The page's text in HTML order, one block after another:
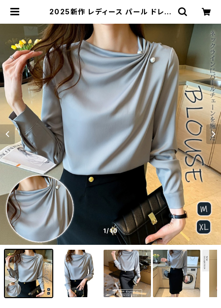
2025新作 レディース パール ドレー
園 卒業 入学式 | Kinshuu
1/10